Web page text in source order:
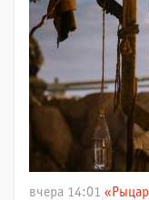
вчера 14:01